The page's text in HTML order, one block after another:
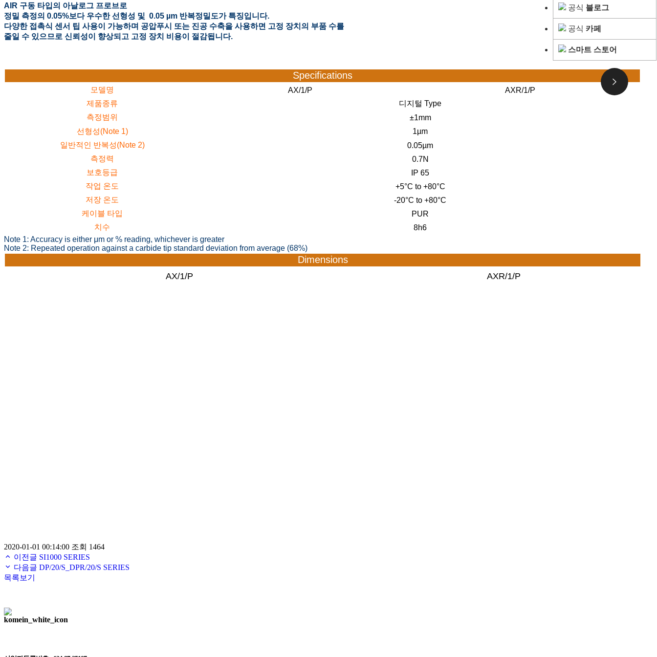
AIR 구동 타입의 아날로그 프로브로
정밀 측정의 0.05%보다 우수한 선형성 및 0.05 µm 반복정밀도가 특징입니다.
다양한 접촉식 센서 팁 사용이 가능하며 공압푸시 또는 진공 수축을 사용하면 고정 장치의 부품 수를
줄일 수 있으므로 신뢰성이 향상되고 고정 장치 비용이 절감됩니다.
Specifications
모델명 AX/1/P
AXR/1/P
제품종류
디지털 Type
측정범위
±1mm
선형성(Note 1)
1µm
일반적인 반복성(Note 2)
0.05µm
측정력
0.7N
보호등급
IP 65
작업 온도
+5°C to +80°C
저장 온도
-20°C to +80°C
케이블 타입
PUR
치수
8h6
Note 1: Accuracy is either μm or % reading, whichever is greater
Note 2: Repeated operation against a carbide tip standard deviation from average (68%)
Dimensions
AX/1/P AXR/1/P
2020-01-01 00:14:00 조회 1464
이전글 SI1000 SERIES
다음글 DP/20/S_DPR/20/S SERIES
목록보기
공식 블로그
공식 카페
스마트 스토어